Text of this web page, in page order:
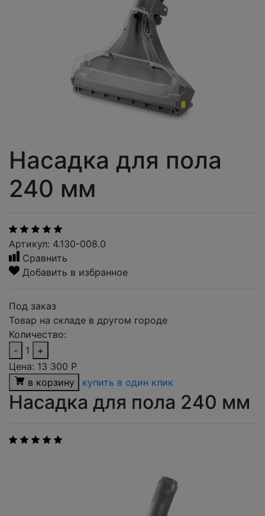
Насадка для пола
240 мм
Артикул: 4.130-008.0
Сравнить
Добавить в избранное
Под заказ
Товар на складе в другом городе
Количество:
-
1
+
Цена: 13 300 Р
в корзину
купить в один клик
Насадка для пола 240 мм